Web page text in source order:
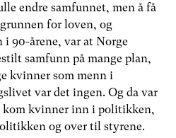
endre samfunnet, men å få
for loven, og
90-årene, var at Norge
samfunn på mange plan,
kvinner som menn i
var det ingen. Og da var
kom kvinner inn i politikken,
og over til styrene.